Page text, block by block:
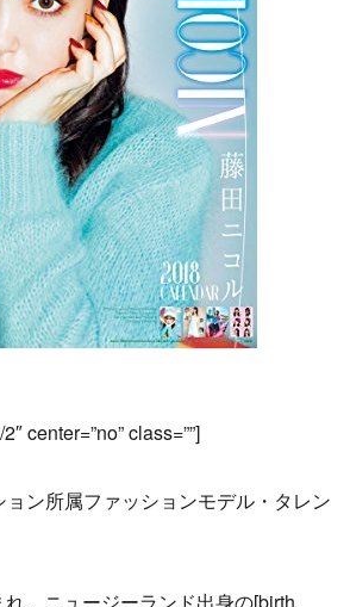
center=”no” class=””]
ン所属ファッションモデル・タレン
、ニュージーランド出身の[birth